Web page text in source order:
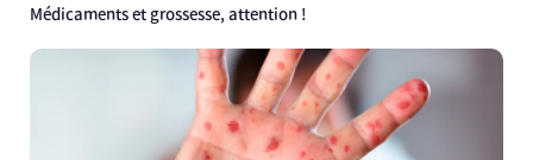
Médicaments et grossesse, attention !